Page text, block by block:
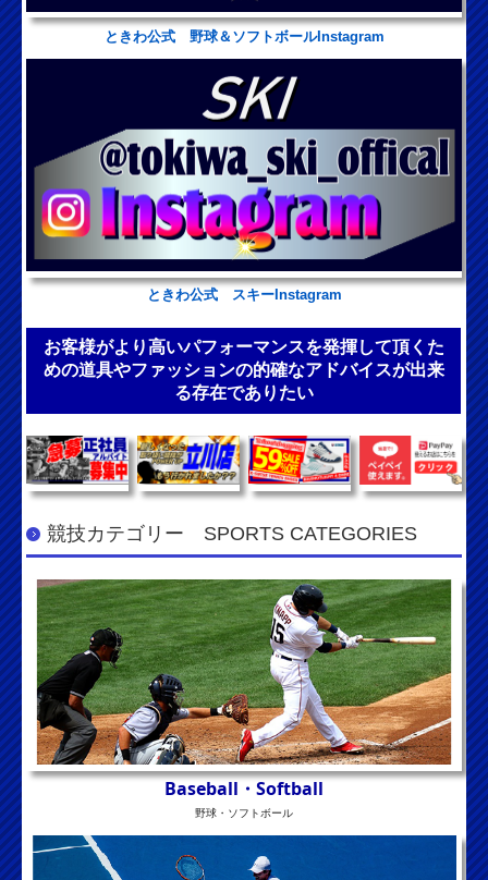
ときわ公式 野球＆ソフトボールInstagram
ときわ公式 スキーInstagram
お客様がより高いパフォーマンスを発揮して頂くた
めの道具やファッションの的確なアドバイスが出来
る存在でありたい
競技カテゴリー SPORTS CATEGORIES
Baseball・ Softball
野球・ソフトボール